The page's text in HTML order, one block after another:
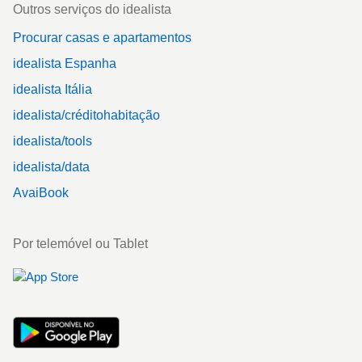
Outros serviços do idealista
Procurar casas e apartamentos
idealista Espanha
idealista Itália
idealista/créditohabitação
idealista/tools
idealista/data
AvaiBook
Por telemóvel ou Tablet